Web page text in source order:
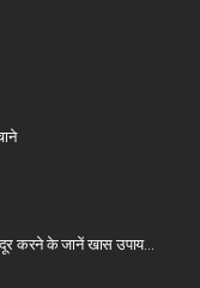
करने के जानें खास उपाय…